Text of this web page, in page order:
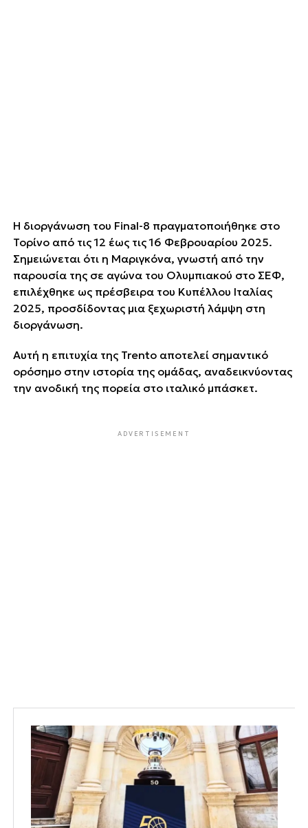
Η διοργάνωση του Final-8 πραγματοποιήθηκε στο
Τορίνο από τις 12 έως τις 16 Φεβρουαρίου 2025.
Σημειώνεται ότι η Μαριγκόνα, γνωστή από την
παρουσία της σε αγώνα του Ολυμπιακού στο ΣΕΦ,
επιλέχθηκε ως πρέσβειρα του Κυπέλλου Ιταλίας
2025, προσδίδοντας μια ξεχωριστή λάμψη στη
διοργάνωση.
Αυτή η επιτυχία της Trento αποτελεί σημαντικό
ορόσημο στην ιστορία της ομάδας, αναδεικνύοντας
την ανοδική της πορεία στο ιταλικό μπάσκετ.
ADVERTISEMENT